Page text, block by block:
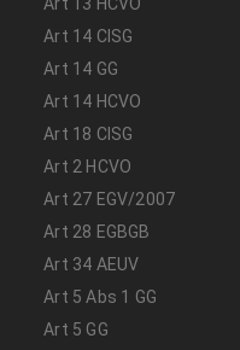
Art 14 CISG
Art 14 GG
Art 14 HCVO
Art 18 CISG
Art 2 HCVO
Art 27 EGV/2007
Art 28 EGBGB
Art 34 AEUV
Art 5 Abs 1 GG
Art 5 GG